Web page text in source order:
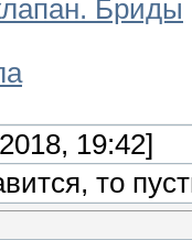
Бриды
19:42]
то